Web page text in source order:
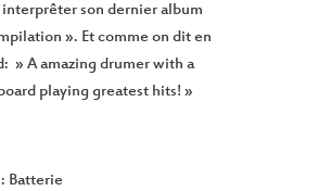
son dernier album
». Et comme on dit en
» A amazing drumer with a
playing greatest hits! »
Batterie